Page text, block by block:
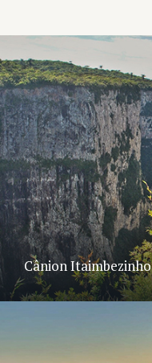
Cânion Itaimbezinho